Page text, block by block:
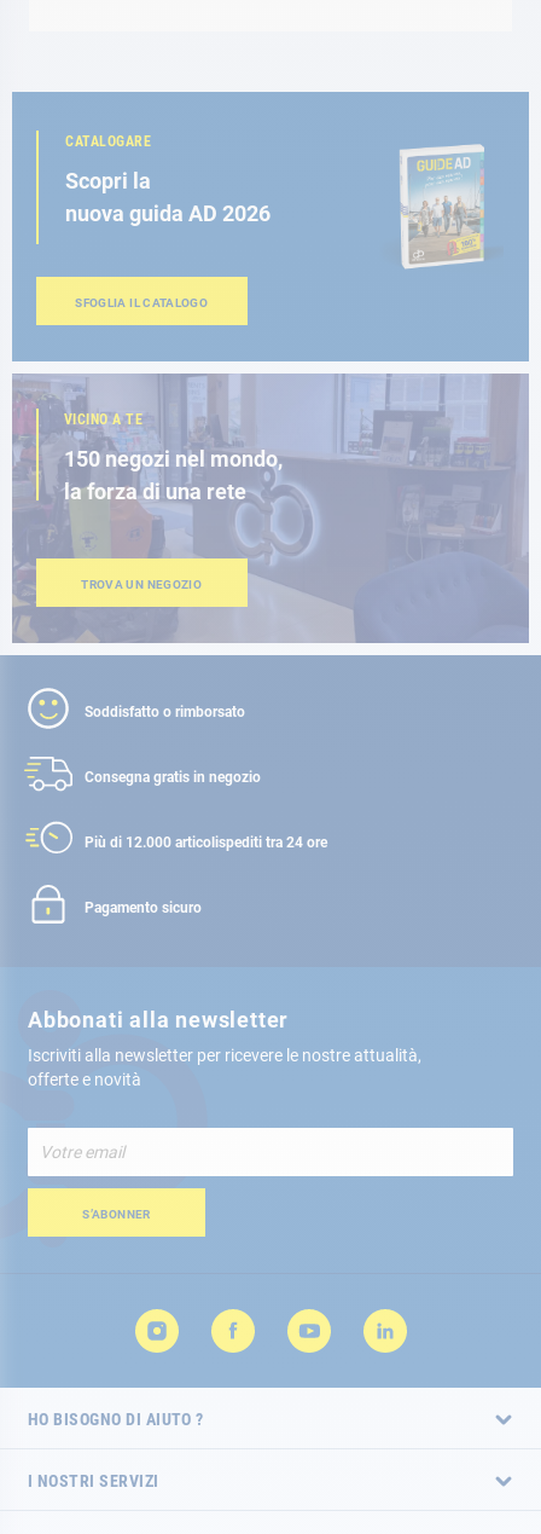
CATALOGARE
Scopri la
nuova guida AD 2026
SFOGLIA IL CATALOGO
VICINO A TE
150 negozi nel mondo,
la forza di una rete
TROVA UN NEGOZIO
Soddisfatto o rimborsato
Consegna gratis in negozio
Più di 12.000 articolispediti tra 24 ore
Pagamento sicuro
Abbonati alla newsletter
Iscriviti alla newsletter per ricevere le nostre attualità,
offerte e novità
alla
nostra
Newsletter:S’ABONNER
HO BISOGNO DI AIUTO ?
I NOSTRI SERVIZI